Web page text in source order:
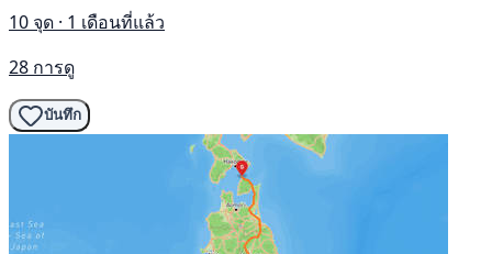
10 จุด · 1 เดือนที่แล้ว
28 การดู
บันทึก